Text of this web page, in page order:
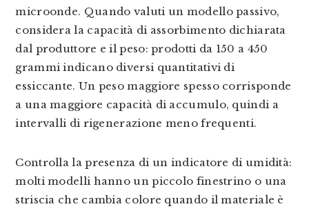
microonde. Quando valuti un modello passivo,
considera la capacità di assorbimento dichiarata
dal produttore e il peso: prodotti da 150 a 450
grammi indicano diversi quantitativi di
essiccante. Un peso maggiore spesso corrisponde
a una maggiore capacità di accumulo, quindi a
intervalli di rigenerazione meno frequenti.
Controlla la presenza di un indicatore di umidità:
molti modelli hanno un piccolo finestrino o una
striscia che cambia colore quando il materiale è